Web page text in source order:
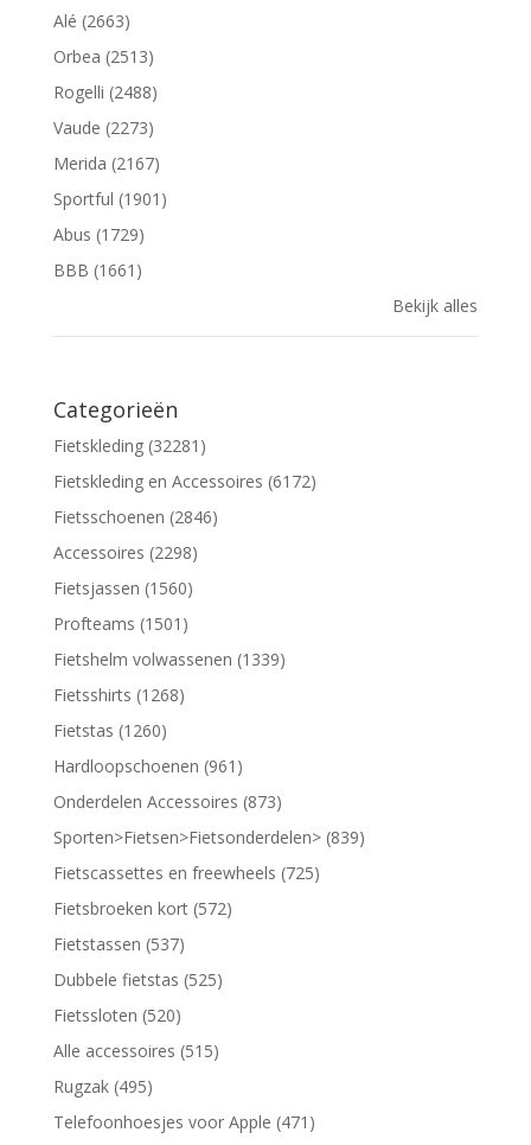
Alé (2663)
Orbea (2513)
Rogelli (2488)
Vaude (2273)
Merida (2167)
Sportful (1901)
Abus (1729)
BBB (1661)
Bekijk alles
Categorieën
Fietskleding (32281)
Fietskleding en Accessoires (6172)
Fietsschoenen (2846)
Accessoires (2298)
Fietsjassen (1560)
Profteams (1501)
Fietshelm volwassenen (1339)
Fietsshirts (1268)
Fietstas (1260)
Hardloopschoenen (961)
Onderdelen Accessoires (873)
Sporten>Fietsen>Fietsonderdelen> (839)
Fietscassettes en freewheels (725)
Fietsbroeken kort (572)
Fietstassen (537)
Dubbele fietstas (525)
Fietssloten (520)
Alle accessoires (515)
Rugzak (495)
Telefoonhoesjes voor Apple (471)